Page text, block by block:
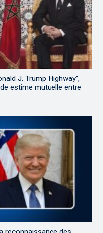
J. Trump Highway”,
estime mutuelle entre